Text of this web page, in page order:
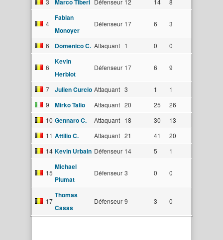
3 Marco Tiberi Défenseur 12 14 8
4
Fabian
Monoyer
Défenseur 17 6 3
6 Domenico C. Attaquant 1 0 0
6
Kevin
Herblot
Défenseur 17 6 9
7 Julien Curcio Attaquant 3 1
1
9
Mirko Talio Attaquant 20 25
26
10 Gennaro C. Attaquant 18 30
13
11 Attilio C. Attaquant 21 41
20
14 Kevin Urbain Défenseur 14 5 1
15
Michael
Plumat
Défenseur 3 0 0
17
Thomas
Casas
Défenseur 9 3 0